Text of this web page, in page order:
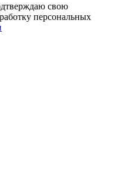
свою
персональных